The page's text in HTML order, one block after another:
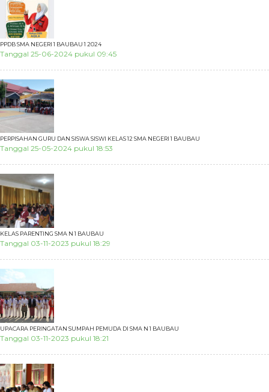
PPDB SMA NEGERI 1 BAUBAU 1 2024
Tanggal 25-06-2024 pukul 09:45
PERPISAHAN GURU DAN SISWA SISWI KELAS 12 SMA NEGERI 1 BAUBAU
Tanggal 25-05-2024 pukul 18:53
KELAS PARENTING SMA N 1 BAUBAU
Tanggal 03-11-2023 pukul 18:29
UPACARA PERINGATAN SUMPAH PEMUDA DI SMA N 1 BAUBAU
Tanggal 03-11-2023 pukul 18:21